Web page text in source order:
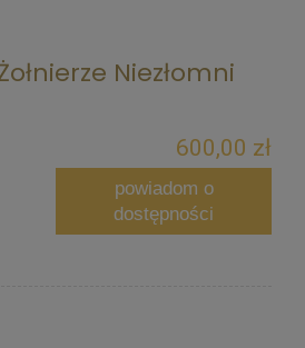
Niezłomni
600,00 zł
powiadom o
dostępności